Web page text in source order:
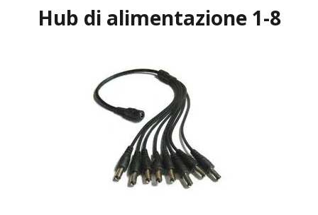
Hub di alimentazione 1-8